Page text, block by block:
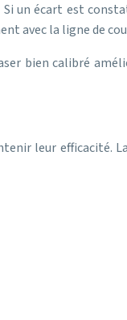
un écart est
avec la ligne de
bien calibré
leur efficacité.